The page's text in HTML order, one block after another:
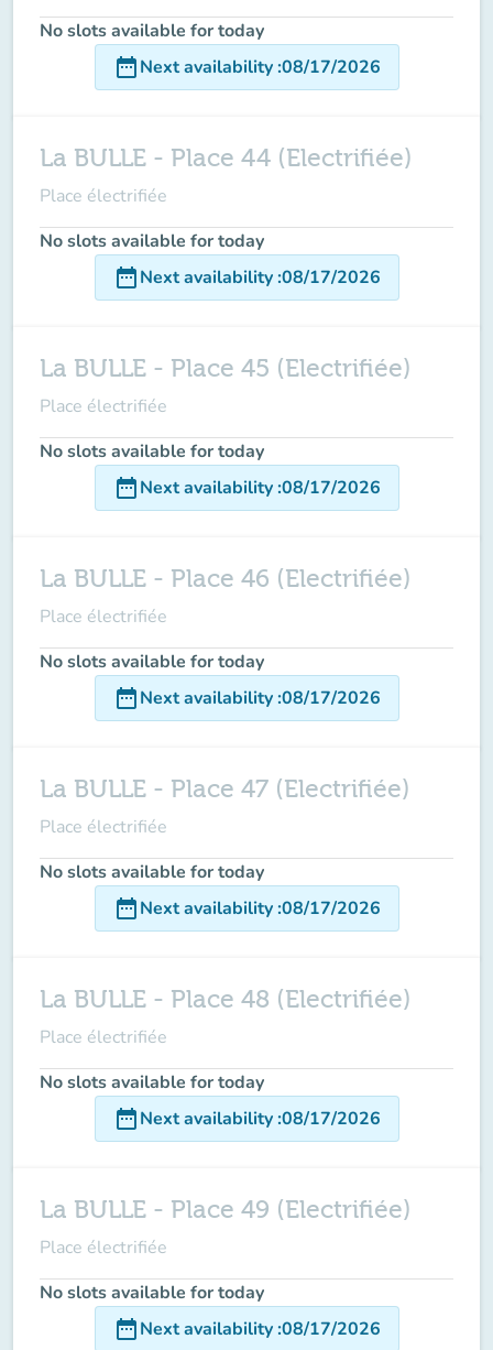
No slots available for today
date_rangeNext availability:08/17/2026
La BULLE - Place 44 (Electrifiée)
Place électrifiée
No slots available for today
date_rangeNext availability:08/17/2026
La BULLE - Place 45 (Electrifiée)
Place électrifiée
No slots available for today
date_rangeNext availability:08/17/2026
La BULLE - Place 46 (Electrifiée)
Place électrifiée
No slots available for today
date_rangeNext availability:08/17/2026
La BULLE - Place 47 (Electrifiée)
Place électrifiée
No slots available for today
date_rangeNext availability:08/17/2026
La BULLE - Place 48 (Electrifiée)
Place électrifiée
No slots available for today
date_rangeNext availability:08/17/2026
La BULLE - Place 49 (Electrifiée)
Place électrifiée
No slots available for today
date_rangeNext availability:08/17/2026